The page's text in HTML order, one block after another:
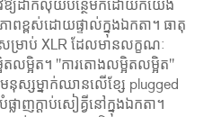
រូវឱ្យដាក់លុយបន្ថែមក៏ដោយក៏យើង
ពខ្ពស់ដោយផ្ទាល់ក្នុងឯកតា។ ធាតុ
រាប់ XLR ដែលមានលក្ខណៈ
លម្អិត។ "ការតោងលម្អិតលម្អិត"
នុស្សម្នាក់ឈានលើខ្សែ plugged
ាញក្ដាប់សៀគ្វីនៅក្នុងឯកតា។